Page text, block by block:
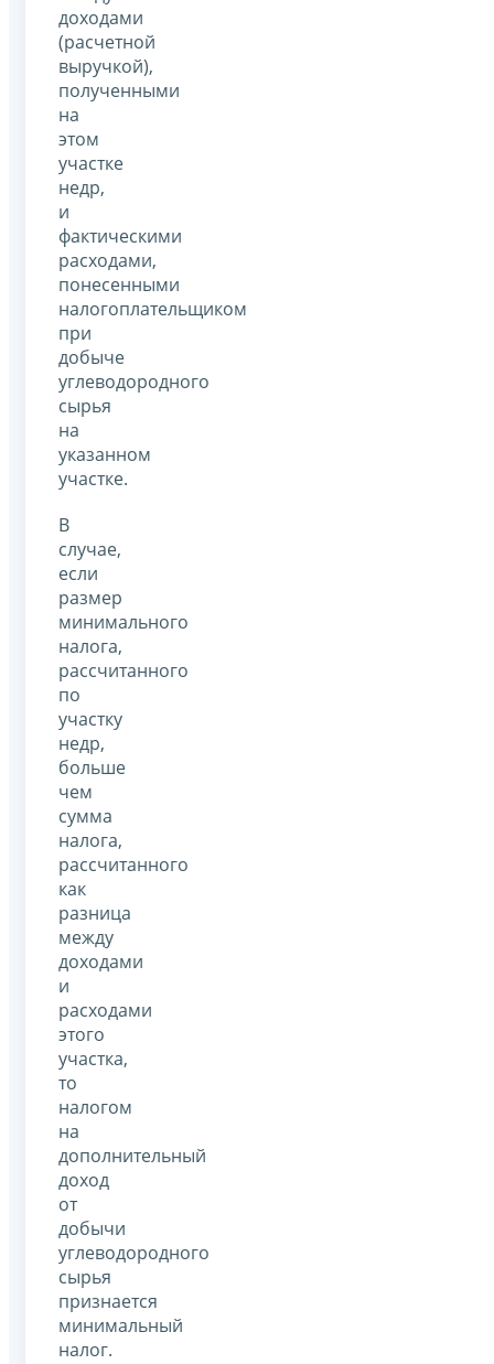
доходами
(расчетной
выручкой),
полученными
на
этом
участке
недр,
и
фактическими
расходами,
понесенными
налогоплательщиком
при
добыче
углеводородного
сырья
на
указанном
участке.
В
случае,
если
размер
минимального
налога,
рассчитанного
по
участку
недр,
больше
чем
сумма
налога,
рассчитанного
как
разница
между
доходами
и
расходами
этого
участка,
то
налогом
на
дополнительный
доход
от
добычи
углеводородного
сырья
признается
минимальный
налог.